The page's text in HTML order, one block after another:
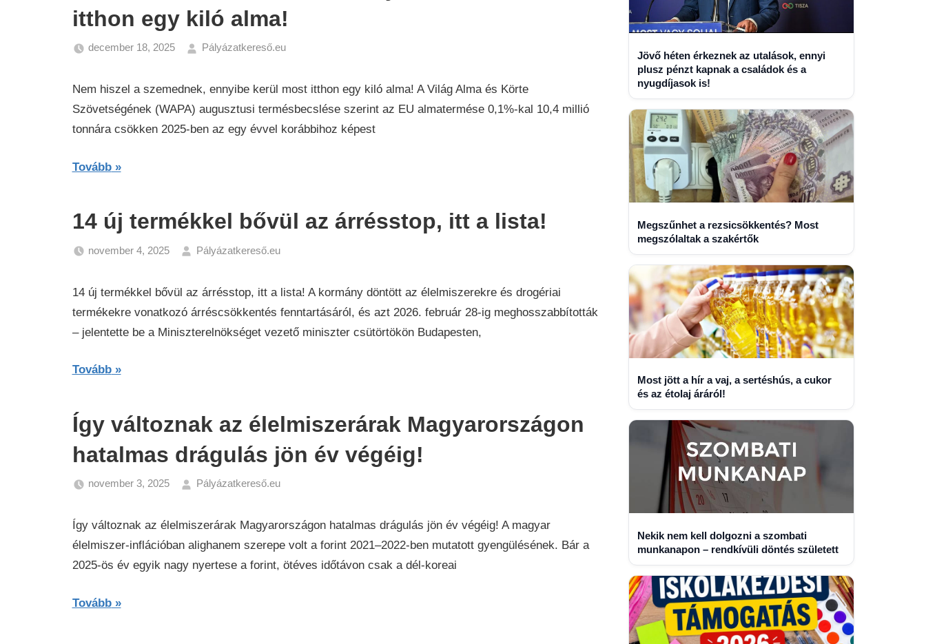
itthon egy kiló alma!
december 18, 2025
Pályázatkereső.eu
Hírek
Nem hiszel a szemednek, ennyibe kerül most itthon egy kiló alma! A Világ Alma és Körte
Szövetségének (WAPA) augusztusi termésbecslése szerint az EU almatermése 0,1%-kal 10,4 millió
tonnára csökken 2025-ben az egy évvel korábbihoz képest
Tovább
14 új termékkel bővül az árrésstop, itt a lista!
november 4, 2025
Pályázatkereső.eu
Hírek
14 új termékkel bővül az árrésstop, itt a lista! A kormány döntött az élelmiszerekre és drogériai
termékekre vonatkozó árréscsökkentés fenntartásáról, és azt 2026. február 28-ig meghosszabbították
– jelentette be a Miniszterelnökséget vezető miniszter csütörtökön Budapesten,
Tovább
Így változnak az élelmiszerárak Magyarországon
hatalmas drágulás jön év végéig!
november 3, 2025
Pályázatkereső.eu
Hírek
Így változnak az élelmiszerárak Magyarországon hatalmas drágulás jön év végéig! A magyar
élelmiszer-inflációban alighanem szerepe volt a forint 2021–2022-ben mutatott gyengülésének. Bár a
2025-ös év egyik nagy nyertese a forint, ötéves időtávon csak a dél-koreai
Tovább
Jövő héten érkeznek az utalások, ennyi
plusz pénzt kapnak a családok és a
nyugdíjasok is!
Megszűnhet a rezsicsökkentés? Most
megszólaltak a szakértők
Most jött a hír a vaj, a sertéshús, a cukor
és az étolaj áráról!
Nekik nem kell dolgozni a szombati
munkanapon – rendkívüli döntés született